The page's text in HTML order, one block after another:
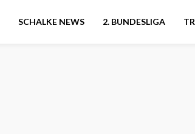
SCHALKE NEWS 2. BUNDESLIGA